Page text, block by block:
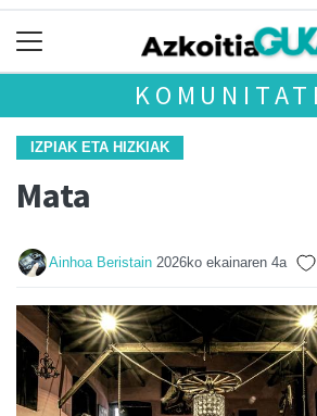
IZPIAK ETA HIZKIAK
Mata
Ainhoa Beristain 2026ko ekainaren 4a